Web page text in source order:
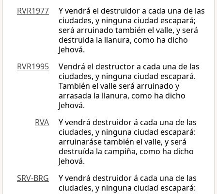
RVR1977
Y vendrá el destruidor a cada una de las
ciudades, y ninguna ciudad escapará;
será arruinado también el valle, y será
destruida la llanura, como ha dicho
Jehová.
RVR1995
Vendrá el destructor a cada una de las
ciudades, y ninguna ciudad escapará.
También el valle será arruinado y
arrasada la llanura, como ha dicho
Jehová.
RVA
Y vendrá destruidor á cada una de las
ciudades, y ninguna ciudad escapará:
arruinaráse también el valle, y será
destruída la campiña, como ha dicho
Jehová.
SRV-BRG
Y vendrá destruidor á cada una de las
ciudades, y ninguna ciudad escapará: